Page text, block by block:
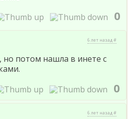
0
6 лет назад #
но потом нашла в инете с
0
6 лет назад #